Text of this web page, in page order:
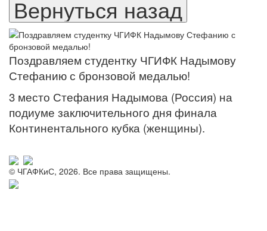
Поздравляем студентку ЧГИФК Надымову
Стефанию с бронзовой медалью!
3 место Стефания Надымова (Россия) на
подиуме заключительного дня финала
Континентального кубка (женщины).
© ЧГАФКиС, 2026. Все права защищены.